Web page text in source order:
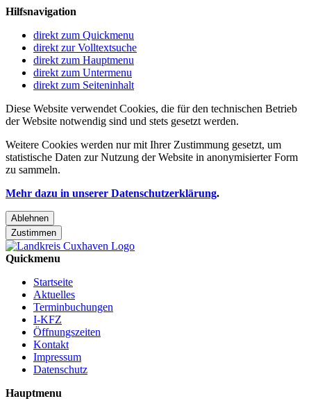
Hilfsnavigation
direkt zum Quickmenu
direkt zur Volltextsuche
direkt zum Hauptmenu
direkt zum Untermenu
direkt zum Seiteninhalt
Diese Website verwendet Cookies, die für den technischen Betrieb
der Website notwendig sind und stets gesetzt werden.
Weitere Cookies werden nur mit Ihrer Zustimmung gesetzt, um
statistische Daten zur Nutzung der Website in anonymisierter Form
zu sammeln.
Mehr dazu in unserer Datenschutzerklärung.
Ablehnen
Zustimmen
Quickmenu
Startseite
Aktuelles
Terminbuchungen
I-KFZ
Öffnungszeiten
Kontakt
Impressum
Datenschutz
Hauptmenu